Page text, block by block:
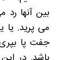
بین آنها
می پرید. یا
جفت پا بپری